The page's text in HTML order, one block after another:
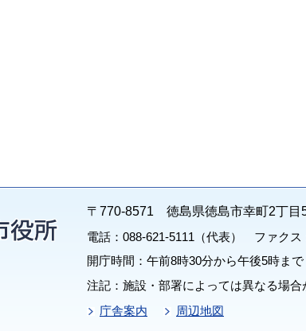
〒770-8571 徳島県徳島市幸町2丁目
電話：088-621-5111（代表） ファクス
開庁時間：午前8時30分から午後5時ま
注記：施設・部署によっては異なる場合
庁舎案内
周辺地図